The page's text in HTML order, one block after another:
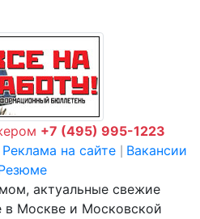
+7 (495) 995-1223
Реклама на сайте Вакансии
актуальные свежие
в Москве и Московской